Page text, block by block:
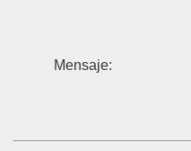
Mensaje: